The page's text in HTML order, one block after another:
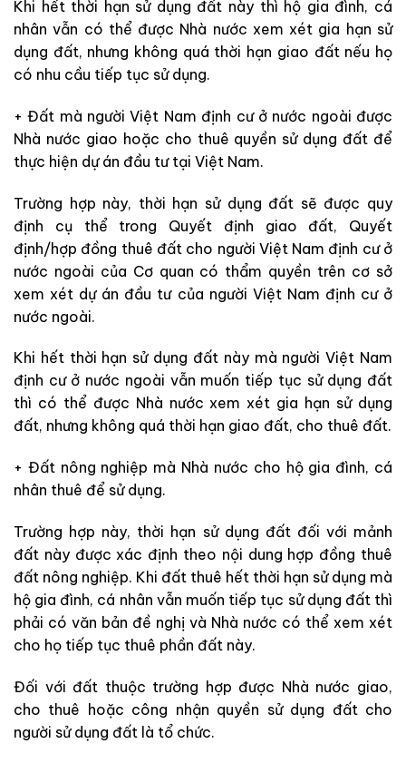
Khi hết thời hạn sử dụng đất này thì hộ gia đình, cá
nhân vẫn có thể được Nhà nước xem xét gia hạn sử
dụng đất, nhưng không quá thời hạn giao đất nếu họ
có nhu cầu tiếp tục sử dụng.
+ Đất mà người Việt Nam định cư ở nước ngoài được
Nhà nước giao hoặc cho thuê quyền sử dụng đất để
thực hiện dự án đầu tư tại Việt Nam.
Trường hợp này, thời hạn sử dụng đất sẽ được quy
định cụ thể trong Quyết định giao đất, Quyết
định/hợp đồng thuê đất cho người Việt Nam định cư ở
nước ngoài của Cơ quan có thẩm quyền trên cơ sở
xem xét dự án đầu tư của người Việt Nam định cư ở
nước ngoài.
Khi hết thời hạn sử dụng đất này mà người Việt Nam
định cư ở nước ngoài vẫn muốn tiếp tục sử dụng đất
thì có thể được Nhà nước xem xét gia hạn sử dụng
đất, nhưng không quá thời hạn giao đất, cho thuê đất.
+ Đất nông nghiệp mà Nhà nước cho hộ gia đình, cá
nhân thuê để sử dụng.
Trường hợp này, thời hạn sử dụng đất đối với mảnh
đất này được xác định theo nội dung hợp đồng thuê
đất nông nghiệp. Khi đất thuê hết thời hạn sử dụng mà
hộ gia đình, cá nhân vẫn muốn tiếp tục sử dụng đất thì
phải có văn bản đề nghị và Nhà nước có thể xem xét
cho họ tiếp tục thuê phần đất này.
Đối với đất thuộc trường hợp được Nhà nước giao,
cho thuê hoặc công nhận quyền sử dụng đất cho
người sử dụng đất là tổ chức.